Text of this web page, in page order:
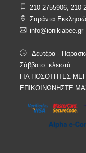
210 2755906, 210
Σαράντα
info@ionikiabee.gr
Δευτέρα -
Σάββατο: κλειστά
ΓΙΑ ΠΟΣΟΤΗΤΕΣ
ΕΠΙΚΟΙΝΩΝΗΣΤΕ